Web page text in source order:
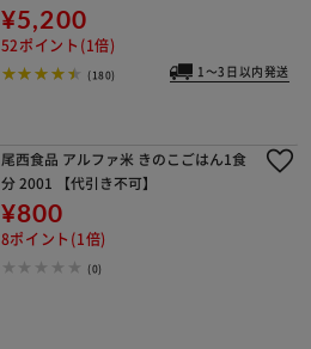
¥5,200
52ポイント(1倍)
(180) 1～3日以内発送
尾西食品 アルファ米 きのこごはん1食
分 2001 【代引き不可】
¥800
8ポイント(1倍)
(0)